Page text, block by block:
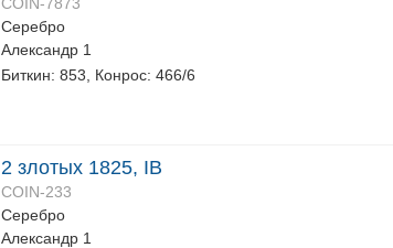
Серебро
Александр 1
Биткин: 853, Конрос: 466/6
2 злотых 1825, IB
COIN-233
Серебро
Александр 1